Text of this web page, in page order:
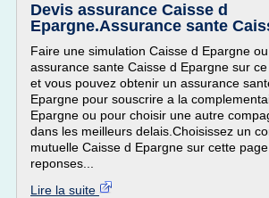
Devis assurance Caisse d
Epargne.Assurance sante
Faire une simulation Caisse d Epargne
assurance sante Caisse d Epargne sur
et vous pouvez obtenir un assurance
Epargne pour souscrire a la
Epargne ou pour choisir une autre
dans les meilleurs delais.Choisissez un
mutuelle Caisse d Epargne sur cette
reponses...
Lire la suite